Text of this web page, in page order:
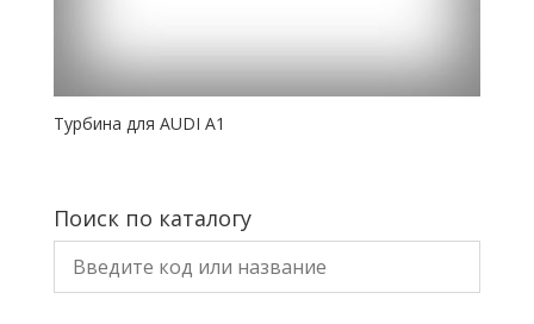
Турбина для AUDI A1
Поиск по каталогу